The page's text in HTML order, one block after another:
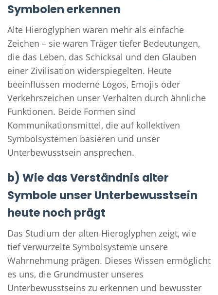
Symbolen erkennen
Alte Hieroglyphen waren mehr als einfache
Zeichen – sie waren Träger tiefer Bedeutungen,
die das Leben, das Schicksal und den Glauben
einer Zivilisation widerspiegelten. Heute
beeinflussen moderne Logos, Emojis oder
Verkehrszeichen unser Verhalten durch ähnliche
Funktionen. Beide Formen sind
Kommunikationsmittel, die auf kollektiven
Symbolsystemen basieren und unser
Unterbewusstsein ansprechen.
b) Wie das Verständnis alter
Symbole unser Unterbewusstsein
heute noch prägt
Das Studium der alten Hieroglyphen zeigt, wie
tief verwurzelte Symbolsysteme unsere
Wahrnehmung prägen. Dieses Wissen ermöglicht
es uns, die Grundmuster unseres
Unterbewusstseins zu erkennen und bewusster